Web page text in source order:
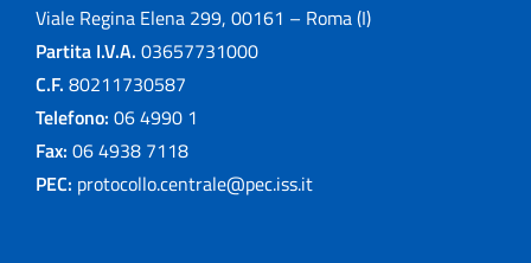
Viale Regina Elena 299, 00161 – Roma (I)
Partita I.V.A. 03657731000
C.F. 80211730587
Telefono: 06 4990 1
Fax: 06 4938 7118
PEC: protocollo.centrale@pec.iss.it